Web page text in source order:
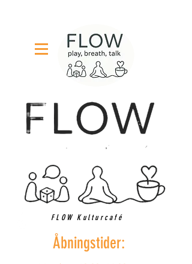
FLOW Kulturcafé
Åbningstider: